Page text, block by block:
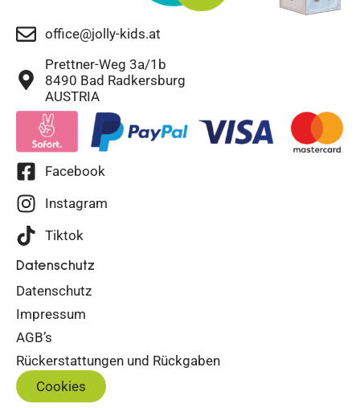
office@jolly-kids.at
Prettner-Weg 3a/1b
8490 Bad Radkersburg
AUSTRIA
Facebook
Instagram
Tiktok
Datenschutz
Datenschutz
Impressum
AGB’s
Rückerstattungen und Rückgaben
Cookies